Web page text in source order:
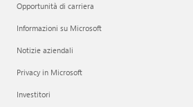
Opportunità di carriera
Informazioni su Microsoft
Notizie aziendali
Privacy in Microsoft
Investitori